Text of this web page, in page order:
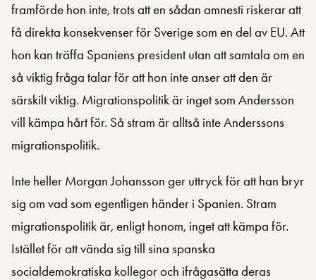
framförde hon inte, trots att en sådan amnesti riskerar att
få direkta konsekvenser för Sverige som en del av EU. Att
hon kan träffa Spaniens president utan att samtala om en
så viktig fråga talar för att hon inte anser att den är
särskilt viktig. Migrationspolitik är inget som Andersson
vill kämpa hårt för. Så stram är alltså inte Anderssons
migrationspolitik.
Inte heller Morgan Johansson ger uttryck för att han bryr
sig om vad som egentligen händer i Spanien. Stram
migrationspolitik är, enligt honom, inget att kämpa för.
Istället för att vända sig till sina spanska
socialdemokratiska kollegor och ifrågasätta deras